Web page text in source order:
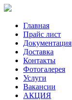
Главная
Прайс лист
Документация
Доставка
Контакты
Фотогалерея
Услуги
Вакансии
АКЦИЯ